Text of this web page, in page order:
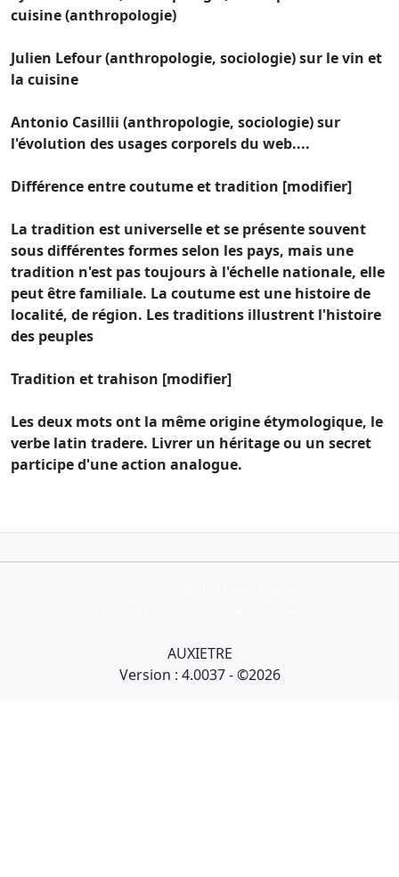
cuisine (anthropologie)
Julien Lefour (anthropologie, sociologie) sur le vin et
la cuisine
Antonio Casillii (anthropologie, sociologie) sur
l'évolution des usages corporels du web....
Différence entre coutume et tradition [modifier]
La tradition est universelle et se présente souvent
sous différentes formes selon les pays, mais une
tradition n'est pas toujours à l'échelle nationale, elle
peut être familiale. La coutume est une histoire de
localité, de région. Les traditions illustrent l'histoire
des peuples
Tradition et trahison [modifier]
Les deux mots ont la même origine étymologique, le
verbe latin tradere. Livrer un héritage ou un secret
participe d'une action analogue.
AUXIETRE
Version : 4.0037 - ©2026